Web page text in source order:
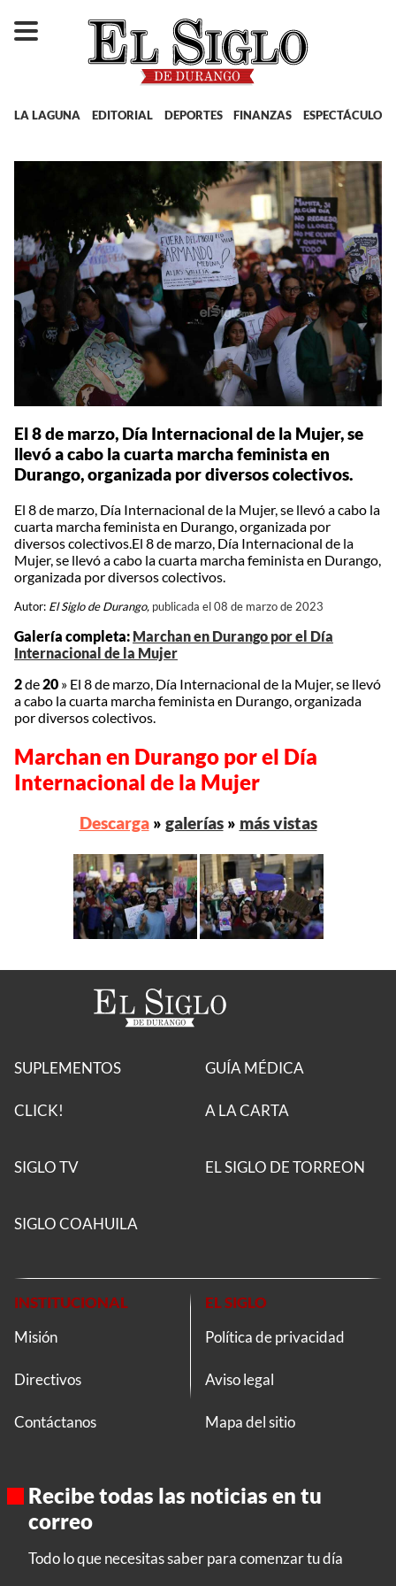
LA LAGUNA EDITORIAL DEPORTES FINANZAS ESPECTÁCULOS
El 8 de marzo, Día Internacional de la Mujer, se
llevó a cabo la cuarta marcha feminista en
Durango, organizada por diversos colectivos.
El 8 de marzo, Día Internacional de la Mujer, se llevó a cabo la
cuarta marcha feminista en Durango, organizada por
diversos colectivos.El 8 de marzo, Día Internacional de la
Mujer, se llevó a cabo la cuarta marcha feminista en Durango,
organizada por diversos colectivos.
Autor: El Siglo de Durango, publicada el 08 de marzo de 2023
Galería completa: Marchan en Durango por el Día
Internacional de la Mujer
2de20 » El 8 de marzo, Día Internacional de la Mujer, se llevó
a cabo la cuarta marcha feminista en Durango, organizada
por diversos colectivos.
Marchan en Durango por el Día
Internacional de la Mujer
Descarga» galerías» más vistas
SUPLEMENTOS
CLICK!
GUÍA MÉDICA
A LA CARTA
SIGLO TV EL SIGLO DE TORREON
SIGLO COAHUILA
INSTITUCIONAL
Misión
Directivos
Contáctanos
EL SIGLO
Política de privacidad
Aviso legal
Mapa del sitio
Recibe todas las noticias en tu
correo
Todo lo que necesitas saber para comenzar tu día